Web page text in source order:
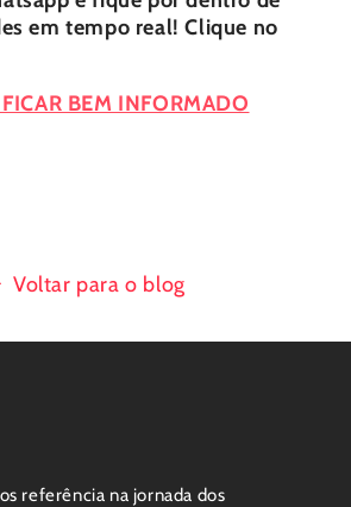
em tempo real! Clique no
BEM INFORMADO
Voltar para o blog
referência na jornada dos